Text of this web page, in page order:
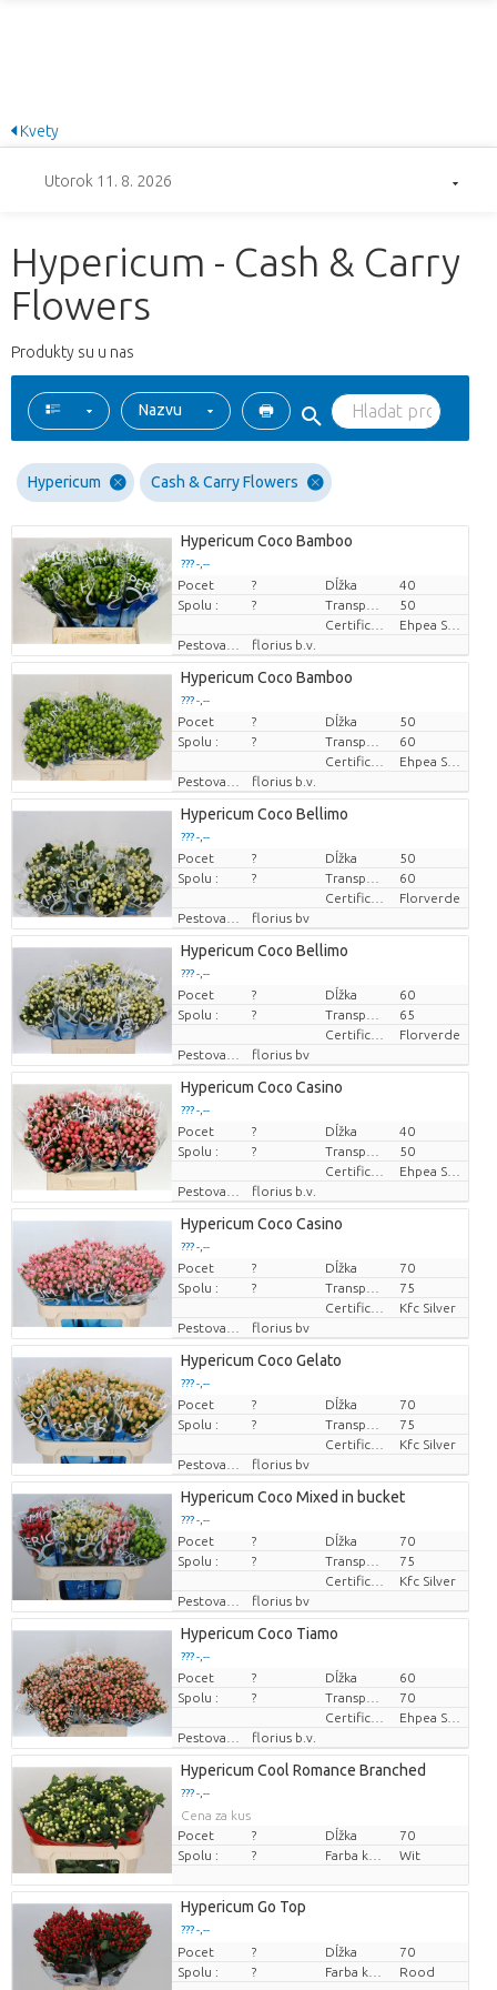
Kvety
Utorok 11. 8. 2026
Hypericum - Cash & Carry
Flowers
Produkty su u nas
Nazvu
Hypericum Cash & Carry Flowers
Hypericum Coco Bamboo
??? -,--
Cena za kus
Pocet ? Dĺžka
40
Spolu :
?
50
florius b.v.
Hypericum Coco Bamboo
??? -,--
Cena za kus
Pocet ? Dĺžka
50
Spolu :
?
60
florius b.v.
Hypericum Coco Bellimo
??? -,--
Cena za kus
Pocet ? Dĺžka
50
Spolu :
?
60
Florverde
florius bv
Hypericum Coco Bellimo
??? -,--
Cena za kus
Pocet ? Dĺžka
60
Spolu :
?
65
Florverde
florius bv
Hypericum Coco Casino
??? -,--
Cena za kus
Pocet ? Dĺžka
40
Spolu :
?
50
florius b.v.
Hypericum Coco Casino
??? -,--
Cena za kus
Pocet ? Dĺžka
70
Spolu :
?
75
Kfc Silver
florius bv
Hypericum Coco Gelato
??? -,--
Cena za kus
Pocet ? Dĺžka
70
Spolu :
?
75
Kfc Silver
florius bv
Hypericum Coco Mixed in bucket
??? -,--
Cena za kus
Pocet ? Dĺžka
70
Spolu :
?
75
Kfc Silver
florius bv
Hypericum Coco Tiamo
??? -,--
Cena za kus
Pocet ? Dĺžka
60
Spolu :
?
70
florius b.v.
Hypericum Cool Romance Branched
??? -,--
Cena za kus
Pocet
? Dĺžka
70
Spolu :
? Wit
Hypericum Go Top
??? -,--
Cena za kus
Pocet ? Dĺžka
70
Spolu :
? Rood